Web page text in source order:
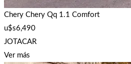
Chery Chery Qq 1.1 Comfort
u$s6,490
JOTACAR
Ver más